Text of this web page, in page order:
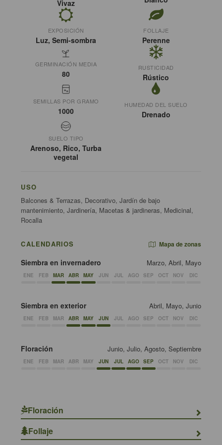
Vivaz
EXPOSICIÓN
Luz, Semi-sombra
FOLLAJE
Perenne
GERMINACIÓN MEDIA
80
RUSTICIDAD
Rústico
SEMILLAS POR GRAMO
1000
HUMEDAD DEL SUELO
Drenado
SUELO TIPO
Arenoso, Rico, Turba
vegetal
USO
Balcones & Terrazas, Decorativo, Jardín de bajo
mantenimiento, Jardinería, Macetas & jardineras, Medicinal,
Rocalla
CALENDARIOS Mapa de zonas
Siembra en invernadero Marzo, Abril, Mayo
ENE FEB MAR ABR MAY JUN JUL AGO SEP OCT NOV DIC
Siembra en exterior Abril, Mayo, Junio
ENE FEB MAR ABR MAY JUN JUL AGO SEP OCT NOV DIC
Floración Junio, Julio, Agosto, Septiembre
ENE FEB MAR ABR MAY JUN JUL AGO SEP OCT NOV DIC
Floración
Follaje